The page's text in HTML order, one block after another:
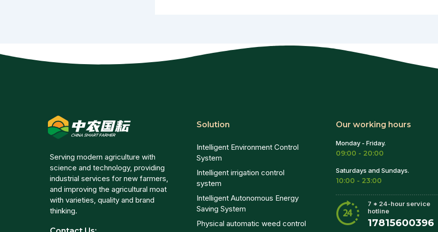
Serving modern agriculture with
science and technology, providing
industrial services for new farmers,
and improving the agricultural moat
with varieties, quality and brand
thinking.
Solution
Intelligent Environment Control
System
Intelligent irrigation control
system
Intelligent Autonomous Energy
Saving System
Physical automatic weed control
Our working hours
Monday - Friday.
09:00 - 20:00
Saturdays and Sundays.
10:00 - 23:00
7 * 24-hour service
hotline
17815600396